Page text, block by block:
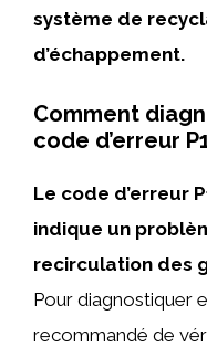
système de
d’échappement.
Comment
code d’erreur
Le code d’erreur
indique un
recirculation des
Pour diagnostiquer
recommandé de